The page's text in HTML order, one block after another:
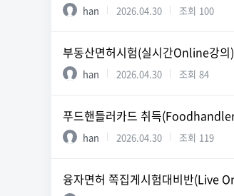
han 2026.04.30 조회 100
부동산면허시험(실시간Online강
han 2026.04.30 조회 84
푸드핸들러카드 취득
han 2026.04.30 조회 119
융자면허 쪽집게시험대비반(Live